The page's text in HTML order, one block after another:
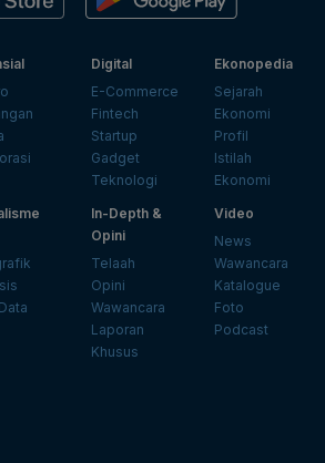
Digital
E-Commerce
Fintech
Startup
Gadget
Teknologi
Ekonopedia
Sejarah
Ekonomi
Profil
Istilah
Ekonomi
In-Depth &
Opini
Telaah
Opini
Wawancara
Laporan
Khusus
Video
News
Wawancara
Katalogue
Foto
Podcast